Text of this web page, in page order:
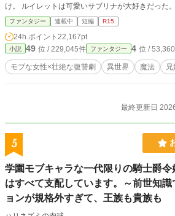
け。 ルイレットは可愛いサブリナが大好きだった
ファンタジー 連載中 短編 R15
24h.ポイント 22,167pt
小説 49 位 / 229,045件 ファンタジー 4 位 /
モブな女性×壮絶な復讐劇 異世界 魔法
最終更新日
5
学園モブキャラな一代限りの騎士爵
はすべて支配しています。～前世知
ョンが規格外すぎて、王族も貴族も